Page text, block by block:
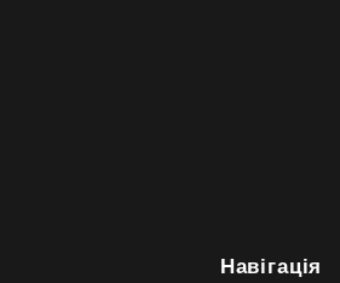
Навігація